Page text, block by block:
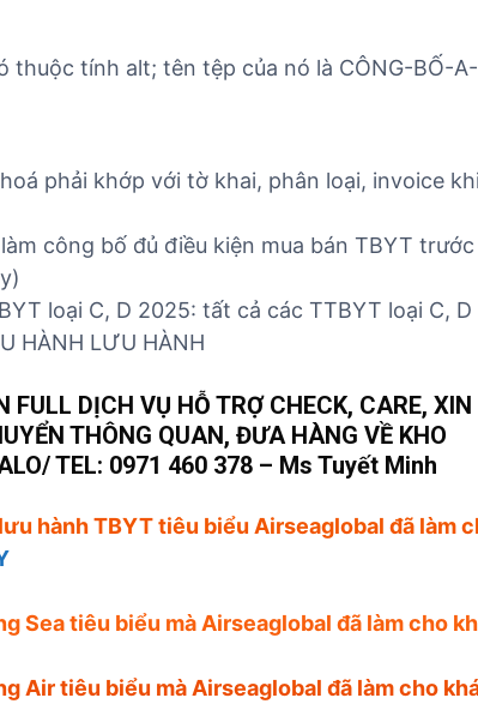
phải khớp với tờ khai, phân loại, invoice
công bố đủ điều kiện mua bán TBYT
loại C, D 2025: tất cả các TTBYT loại C,
HÀNH LƯU HÀNH
FULL DỊCH VỤ HỖ TRỢ CHECK, CARE, XIN
THÔNG QUAN, ĐƯA HÀNG VỀ KHO
TEL: 0971 460 378 – Ms Tuyết Minh
hành TBYT tiêu biểu Airseaglobal đã làm
Sea tiêu biểu mà Airseaglobal đã làm cho
Air tiêu biểu mà Airseaglobal đã làm cho